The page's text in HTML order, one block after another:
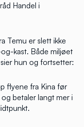
Handel i
Temu er slett ikke
kast. Både miljøet
hun og fortsetter:
flyene fra Kina før
betaler langt mer i